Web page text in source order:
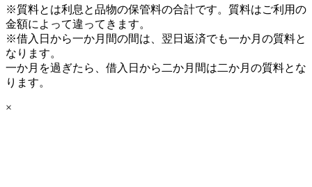
※質料とは利息と品物の保管料の合計です。質料はご利用の
金額によって違ってきます。
※借入日から一か月間の間は、翌日返済でも一か月の質料と
なります。
一か月を過ぎたら、借入日から二か月間は二か月の質料とな
ります。
×